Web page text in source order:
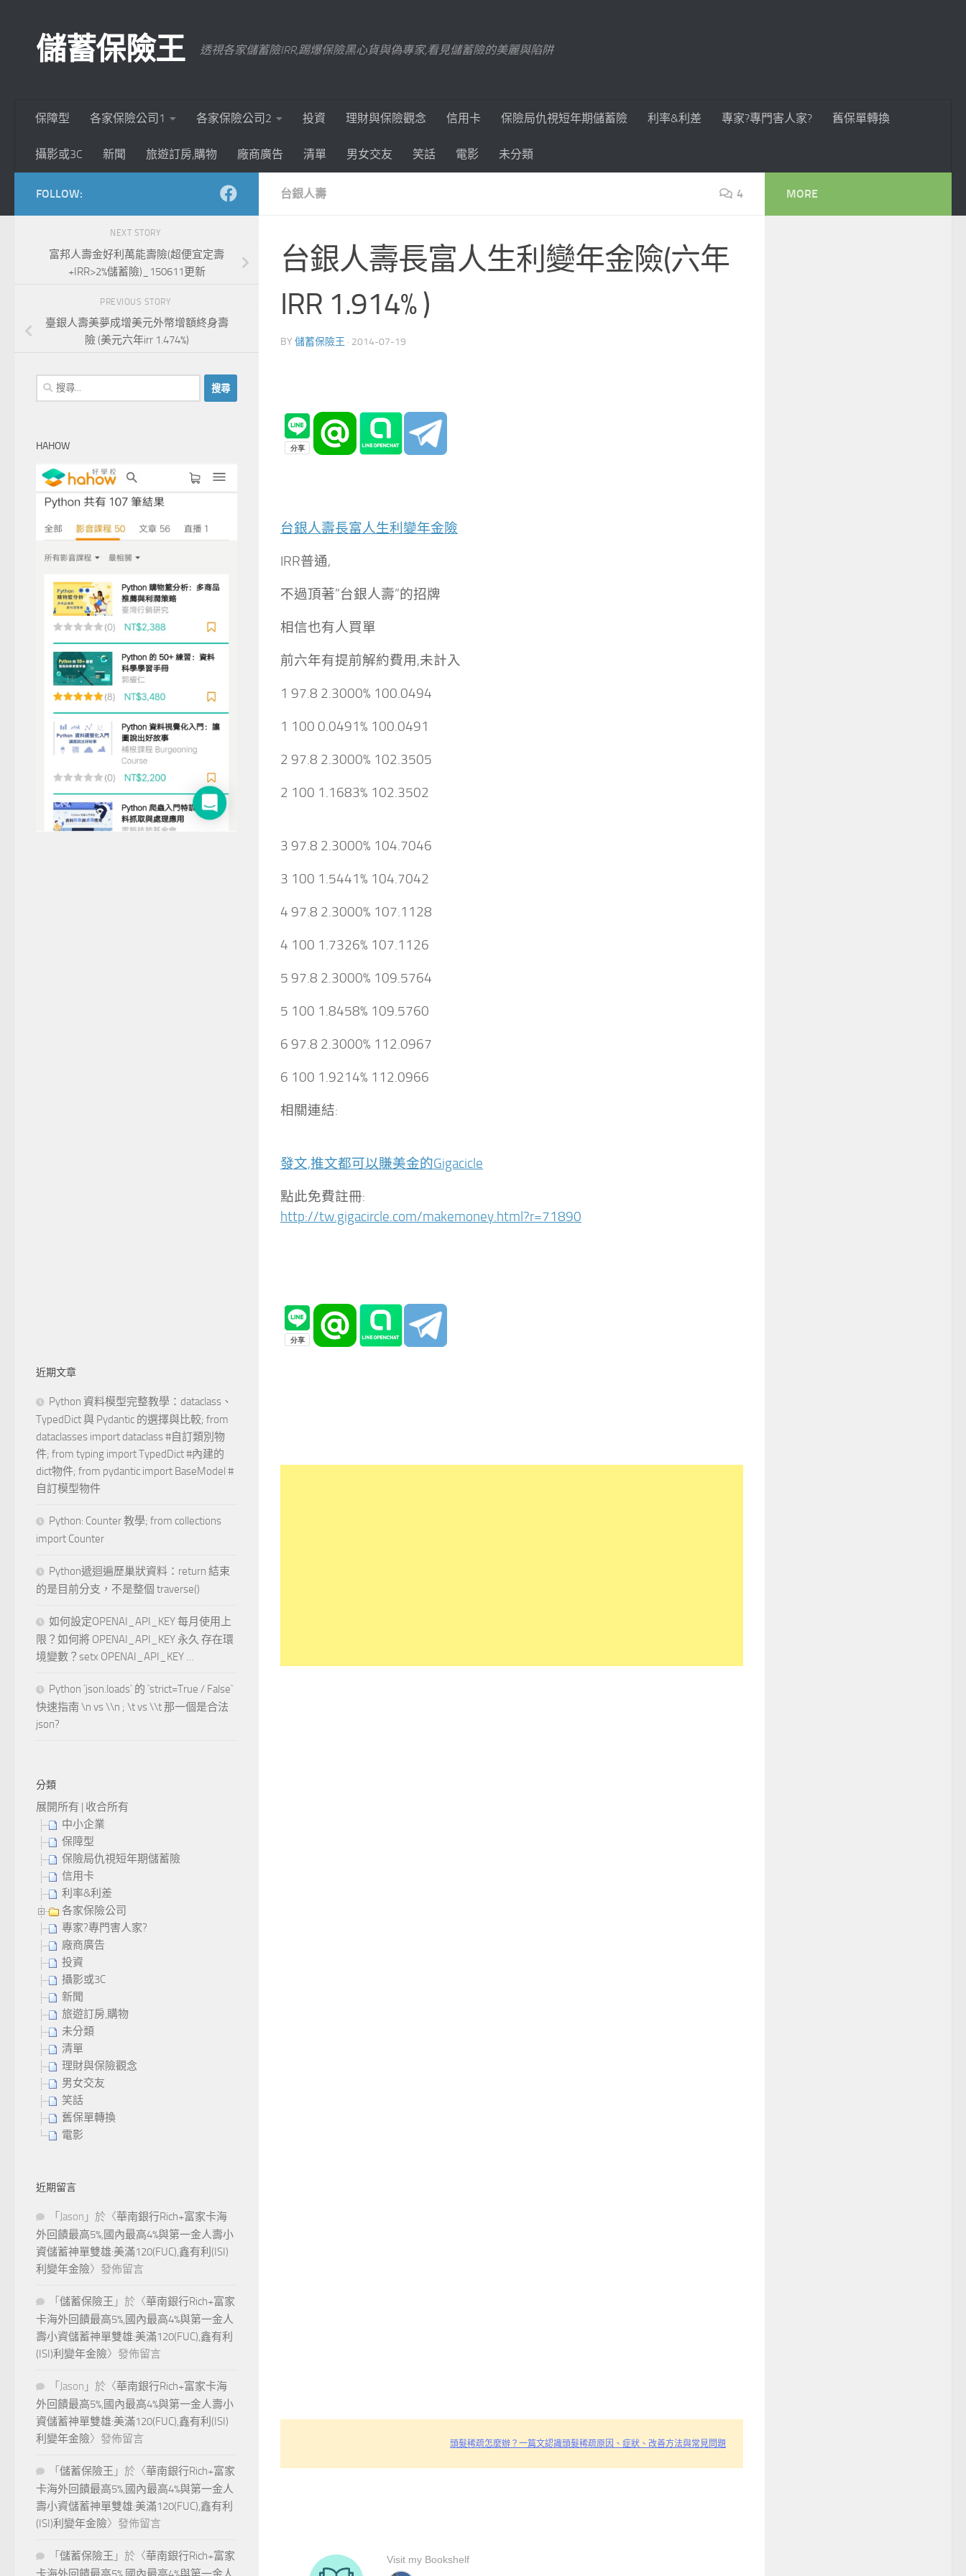
儲蓄保險王 透視各家儲蓄險IRR,踢爆保險黑心貨與偽專家,看見儲蓄險的美麗與陷阱
保障型 各家保險公司1 各家保險公司2 投資 理財與保險觀念 信用卡 保險局仇視短年期儲蓄險 利率&利差 專家?專門害人家? 舊保單轉換
攝影或3C 新聞 旅遊訂房,購物 廠商廣告 清單 男女交友 笑話 電影 未分類
台銀人壽 4
台銀人壽長富人生利變年金險(六年
IRR 1.914% )
BY 儲蓄保險王 · 2014-07-19
台銀人壽長富人生利變年金險
IRR普通,
不過頂著”台銀人壽”的招牌
相信也有人買單
前六年有提前解約費用,未計入
1 97.8 2.3000% 100.0494
1 100 0.0491% 100.0491
2 97.8 2.3000% 102.3505
2 100 1.1683% 102.3502
3 97.8 2.3000% 104.7046
3 100 1.5441% 104.7042
4 97.8 2.3000% 107.1128
4 100 1.7326% 107.1126
5 97.8 2.3000% 109.5764
5 100 1.8458% 109.5760
6 97.8 2.3000% 112.0967
6 100 1.9214% 112.0966
相關連結:
發文,推文都可以賺美金的Gigacicle
點此免費註冊:
http://tw.gigacircle.com/makemoney.html?r=71890
頭髮稀疏怎麼辦？一篇文認識頭髮稀疏原因、症狀、改善方法與常見問題
FOLLOW:
NEXT STORY
富邦人壽金好利萬能壽險(超便宜定壽
+IRR>2%儲蓄險)_150611更新
PREVIOUS STORY
臺銀人壽美夢成增美元外幣增額終身壽
險 (美元六年irr 1.474%)
搜
尋
字:
HAHOW
近期文章
Python 資料模型完整教學：dataclass、
TypedDict 與 Pydantic 的選擇與比較; from
dataclasses import dataclass #自訂類別物
件; from typing import TypedDict #內建的
dict物件; from pydantic import BaseModel #
自訂模型物件
Python: Counter 教學; from collections
import Counter
Python遞迴遍歷巢狀資料：return 結束
的是目前分支，不是整個 traverse()
如何設定OPENAI_API_KEY 每月使用上
限？如何將 OPENAI_API_KEY 永久 存在環
境變數？setx OPENAI_API_KEY …
Python `json.loads` 的 `strict=True / False`
快速指南 \n vs \\n ; \t vs \\t 那一個是合法
json?
分類
展開所有 | 收合所有
中小企業
保障型
保險局仇視短年期儲蓄險
信用卡
利率&利差
各家保險公司
專家?專門害人家?
廠商廣告
投資
攝影或3C
新聞
旅遊訂房,購物
未分類
清單
理財與保險觀念
男女交友
笑話
舊保單轉換
電影
近期留言
「 Jason 」於〈華南銀行Rich+富家卡海
外回饋最高5%,國內最高4%與第一金人壽小
資儲蓄神單雙雄:美滿120(FUC),鑫有利(ISI)
利變年金險〉發佈留言
「 儲蓄保險王 」於〈華南銀行Rich+富家
卡海外回饋最高5%,國內最高4%與第一金人
壽小資儲蓄神單雙雄:美滿120(FUC),鑫有利
(ISI)利變年金險〉發佈留言
「 Jason 」於〈華南銀行Rich+富家卡海
外回饋最高5%,國內最高4%與第一金人壽小
資儲蓄神單雙雄:美滿120(FUC),鑫有利(ISI)
利變年金險〉發佈留言
「 儲蓄保險王 」於〈華南銀行Rich+富家
卡海外回饋最高5%,國內最高4%與第一金人
壽小資儲蓄神單雙雄:美滿120(FUC),鑫有利
(ISI)利變年金險〉發佈留言
「 儲蓄保險王 」於〈華南銀行Rich+富家
MORE